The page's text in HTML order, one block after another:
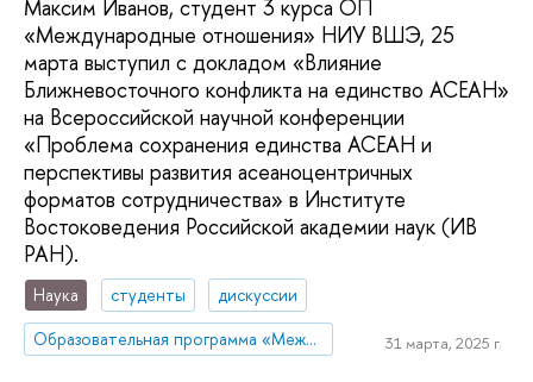
Максим Иванов, студент 3 курса ОП
«Международные отношения» НИУ ВШЭ, 25
марта выступил с докладом «Влияние
Ближневосточного конфликта на единство АСЕАН»
на Всероссийской научной конференции
«Проблема сохранения единства АСЕАН и
перспективы развития асеаноцентричных
форматов сотрудничества» в Институте
Востоковедения Российской академии наук (ИВ
РАН).
Наука студенты
дискуссии
Образовательная программа «Международные отношения»
31 марта, 2025 г.